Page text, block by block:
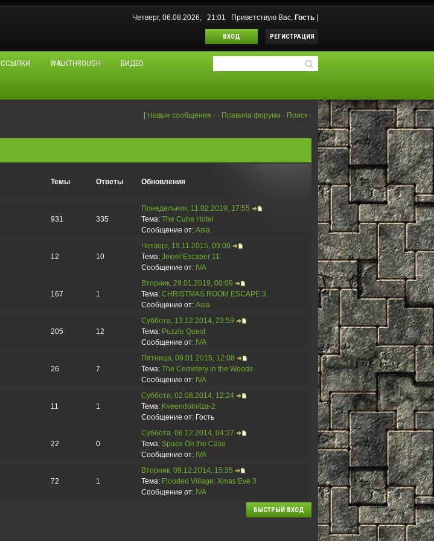
Четверг, 06.08.2026, 21:01 Приветствую Вас, Гость
ВХОД РЕГИСТРАЦИЯ
ССЫЛКИ WALKTHROUGH ВИДЕО
[ Новые сообщения · · Правила форума · Поиск ·
Темы Ответы Обновления
931 335
Понедельник, 11.02.2019, 17:55
Тема: The Cube Hotel
Сообщение от: Asia
12 10
Четверг, 19.11.2015, 09:08
Тема: Jewel Escaper 11
Сообщение от: IVA
167 1
Вторник, 29.01.2019, 00:09
Тема: CHRISTMAS ROOM ESCAPE 3
Сообщение от: Asia
205 12
Суббота, 13.12.2014, 23:59
Тема: Puzzle Quest
Сообщение от: IVA
26 7
Пятница, 09.01.2015, 12:08
Тема: The Cemetery in the Woods
Сообщение от: IVA
11 1
Суббота, 02.08.2014, 12:24
Тема: Kveendolnitza-2
Сообщение от: Гость
22 0
Суббота, 06.12.2014, 04:37
Тема: Space On the Case
Сообщение от: IVA
72 1
Вторник, 09.12.2014, 15:35
Тема: Flooded Village: Xmas Eve 3
Сообщение от: IVA